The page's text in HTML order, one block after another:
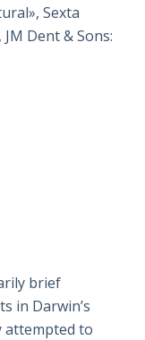
Sexta
Dent & Sons:
brief
in Darwin’s
attempted to